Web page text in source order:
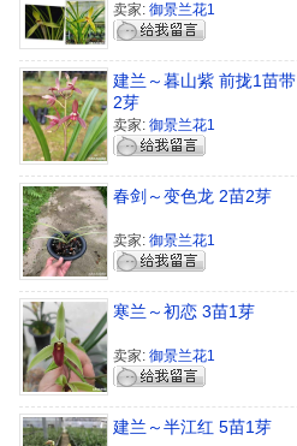
卖家: 御景兰花1
建兰～暮山紫 前拢1苗带
2芽
卖家: 御景兰花1
春剑～变色龙 2苗2芽
卖家: 御景兰花1
寒兰～初恋 3苗1芽
卖家: 御景兰花1
建兰～半江红 5苗1芽